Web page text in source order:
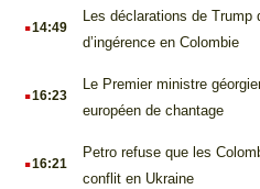
.14:49
Les déclarations de Trump
d’ingérence en Colombie
.16:23
Le Premier ministre
européen de chantage
.16:21
Petro refuse que les
conflit en Ukraine